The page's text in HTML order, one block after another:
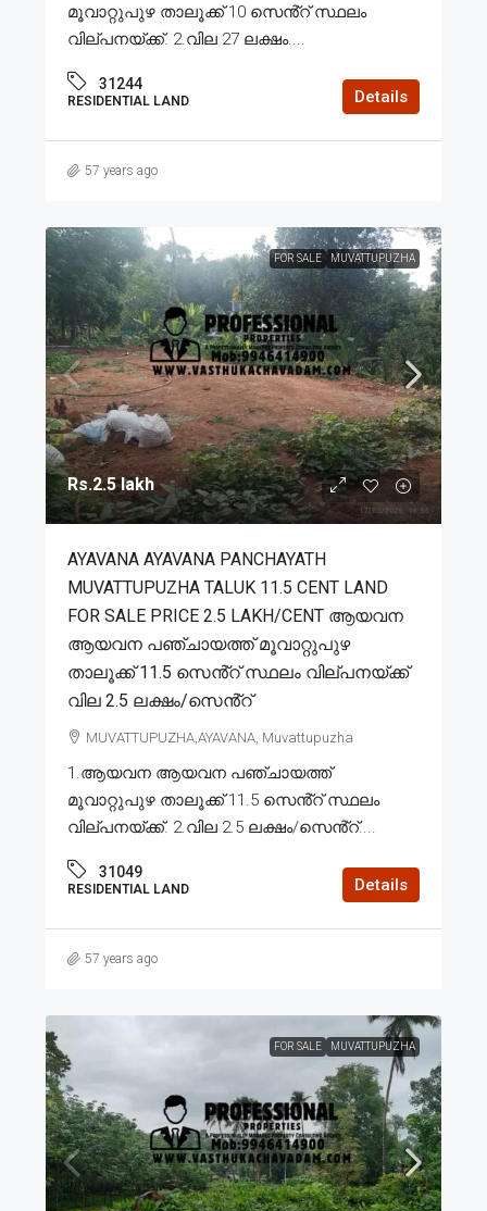
മൂവാറ്റുപുഴ താലൂക്ക് 10 സെൻ്റ് സ്ഥലം
വില്പനയ്ക്ക്. 2.വില 27 ലക്ഷം....
31244
RESIDENTIAL LAND Details
57 years ago
FOR SALE MUVATTUPUZHA
Rs.2.5 lakh
AYAVANA AYAVANA PANCHAYATH
MUVATTUPUZHA TALUK 11.5 CENT LAND
FOR SALE PRICE 2.5 LAKH/CENT ആയവന
ആയവന പഞ്ചായത്ത് മൂവാറ്റുപുഴ
താലൂക്ക് 11.5 സെൻ്റ് സ്ഥലം വില്പനയ്ക്ക്
വില 2.5 ലക്ഷം/സെൻ്റ്
MUVATTUPUZHA,AYAVANA, Muvattupuzha
1.ആയവന ആയവന പഞ്ചായത്ത്
മൂവാറ്റുപുഴ താലൂക്ക് 11.5 സെൻ്റ് സ്ഥലം
വില്പനയ്ക്ക്. 2.വില 2.5 ലക്ഷം/സെൻ്റ്....
31049
RESIDENTIAL LAND Details
57 years ago
FOR SALE MUVATTUPUZHA